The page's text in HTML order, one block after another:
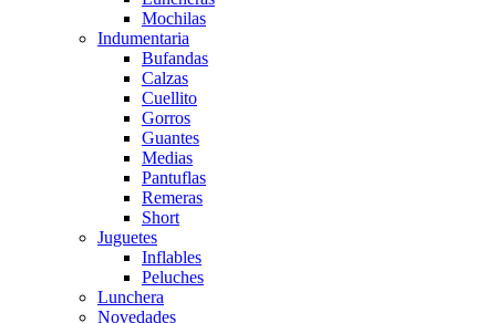
Mochilas
Indumentaria
Bufandas
Calzas
Cuellito
Gorros
Guantes
Medias
Pantuflas
Remeras
Short
Juguetes
Inflables
Peluches
Lunchera
Novedades